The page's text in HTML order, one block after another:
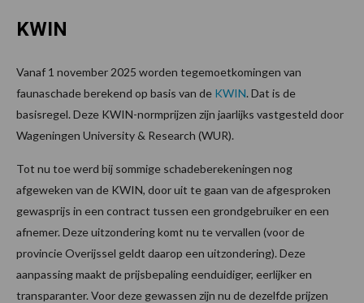
KWIN
Vanaf 1 november 2025 worden tegemoetkomingen van
faunaschade berekend op basis van de KWIN. Dat is de
basisregel. Deze KWIN-normprijzen zijn jaarlijks vastgesteld door
Wageningen University & Research (WUR).
Tot nu toe werd bij sommige schadeberekeningen nog
afgeweken van de KWIN, door uit te gaan van de afgesproken
gewasprijs in een contract tussen een grondgebruiker en een
afnemer. Deze uitzondering komt nu te vervallen (voor de
provincie Overijssel geldt daarop een uitzondering). Deze
aanpassing maakt de prijsbepaling eenduidiger, eerlijker en
transparanter. Voor deze gewassen zijn nu de dezelfde prijzen